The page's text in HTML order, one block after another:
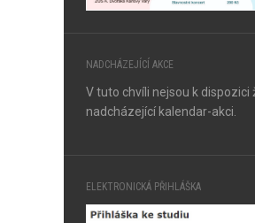
NADCHÁZEJÍCÍ AKCE
V tuto chvíli nejsou k dispozici
nadcházející kalendar-akci.
ELEKTRONICKÁ PŘIHLÁŠKA